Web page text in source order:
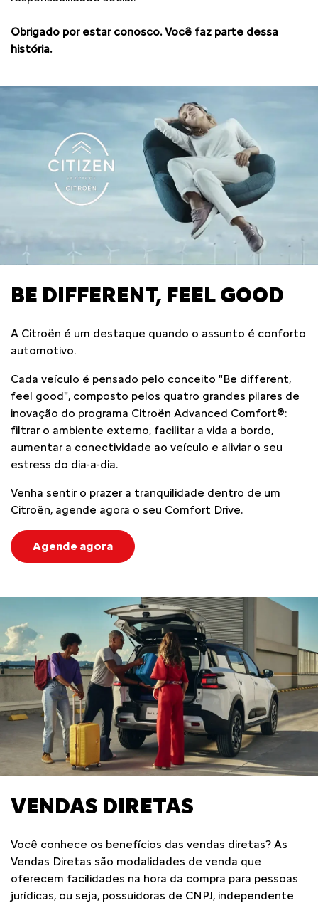
Obrigado por estar conosco. Você faz parte dessa
história.
BE DIFFERENT, FEEL GOOD
A Citroën é um destaque quando o assunto é conforto
automotivo.
Cada veículo é pensado pelo conceito "Be different,
feel good", composto pelos quatro grandes pilares de
inovação do programa Citroën Advanced Comfort®:
filtrar o ambiente externo, facilitar a vida a bordo,
aumentar a conectividade ao veículo e aliviar o seu
estress do dia-a-dia.
Venha sentir o prazer a tranquilidade dentro de um
Citroën, agende agora o seu Comfort Drive.
Agende agora
VENDAS DIRETAS
Você conhece os benefícios das vendas diretas? As
Vendas Diretas são modalidades de venda que
oferecem facilidades na hora da compra para pessoas
jurídicas, ou seja, possuidoras de CNPJ, independente